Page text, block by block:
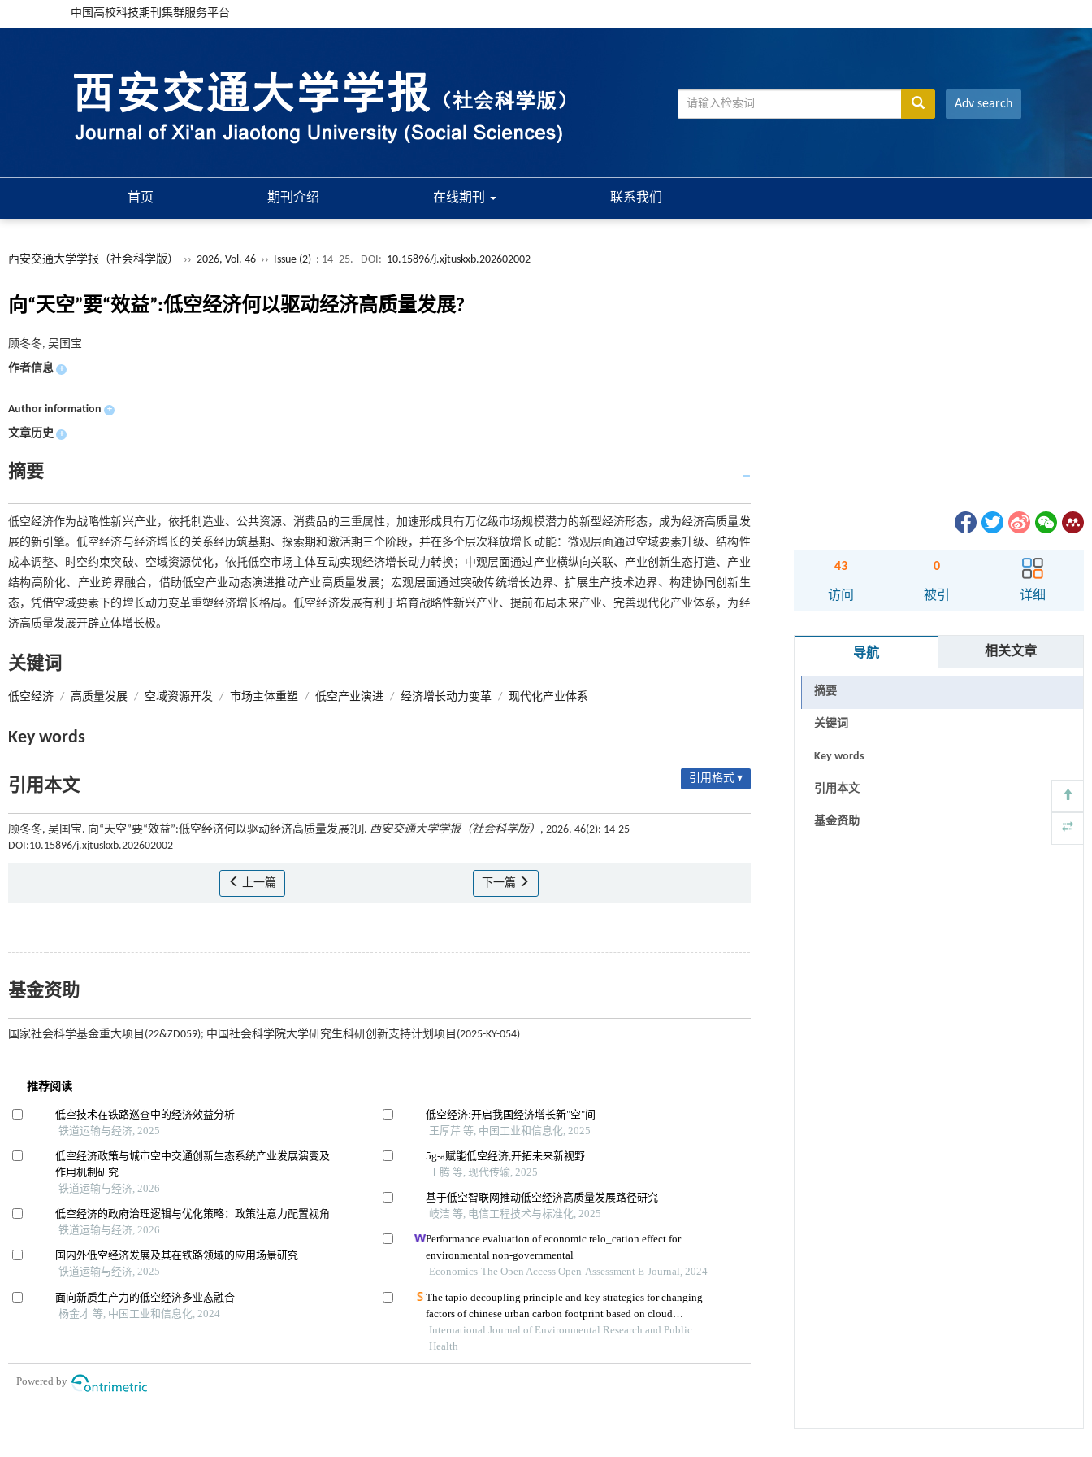
中国高校科技期刊集群服务平台
Adv search
首页 期刊介绍 在线期刊 联系我们
西安交通大学学报（社会科学版） ›› 2026, Vol. 46 ›› Issue (2) : 14 -25. DOI: 10.15896/j.xjtuskxb.202602002
向“天空”要“效益”:低空经济何以驱动经济高质量发展?
顾冬冬, 吴国宝
作者信息 +
Author information +
文章历史 +
摘要
低空经济作为战略性新兴产业，依托制造业、公共资源、消费品的三重属性，加速形成具有万亿级市场规模潜力的新型经济形态，成为经济高质量发
展的新引擎。低空经济与经济增长的关系经历筑基期、探索期和激活期三个阶段，并在多个层次释放增长动能：微观层面通过空域要素升级、结构性
成本调整、时空约束突破、空域资源优化，依托低空市场主体互动实现经济增长动力转换；中观层面通过产业横纵向关联、产业创新生态打造、产业
结构高阶化、产业跨界融合，借助低空产业动态演进推动产业高质量发展；宏观层面通过突破传统增长边界、扩展生产技术边界、构建协同创新生
态，凭借空域要素下的增长动力变革重塑经济增长格局。低空经济发展有利于培育战略性新兴产业、提前布局未来产业、完善现代化产业体系，为经
济高质量发展开辟立体增长极。
关键词
低空经济 / 高质量发展 / 空域资源开发 / 市场主体重塑 / 低空产业演进 / 经济增长动力变革 / 现代化产业体系
Key words
引用本文 引用格式 ▾
顾冬冬, 吴国宝. 向“天空”要“效益”:低空经济何以驱动经济高质量发展?[J]. 西安交通大学学报（社会科学版） , 2026, 46(2): 14-25
DOI:10.15896/j.xjtuskxb.202602002
上一篇 下一篇
基金资助
国家社会科学基金重大项目(22&ZD059); 中国社会科学院大学研究生科研创新支持计划项目(2025-KY-054)
43
访问
0
被引 详细
导航 相关文章
摘要
关键词
Key words
引用本文
基金资助